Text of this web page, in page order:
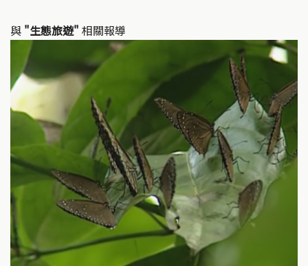
與 "生態旅遊" 相關報導